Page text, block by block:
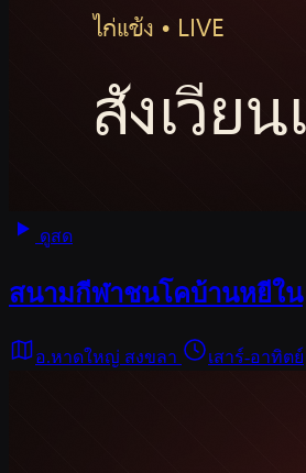
ดูสด
สนามกีฬาชนโคบ้านหยีใน
อ.หาดใหญ่ สงขลา เสาร์-อาทิตย์